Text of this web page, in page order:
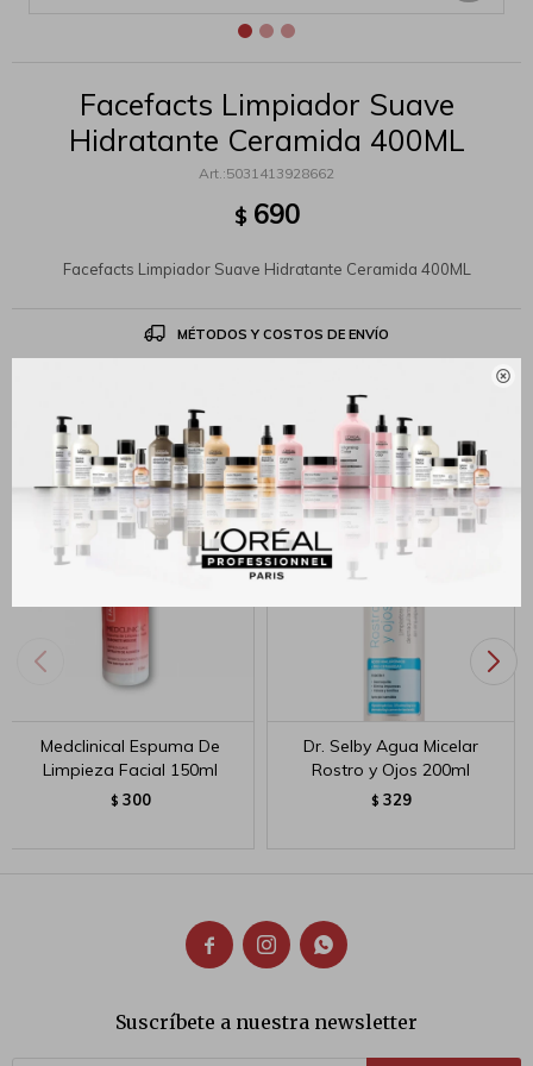

Facefacts Limpiador Suave
Hidratante Ceramida 400ML
5031413928662
$ 690
Facefacts Limpiador Suave Hidratante Ceramida 400ML
MÉTODOS Y COSTOS DE ENVÍO
Productos que te pueden interesar
Medclinical Espuma De
Limpieza Facial 150ml
$ 300
Dr. Selby Agua Micelar
Rostro y Ojos 200ml
$ 329
  
Suscríbete a nuestra newsletter